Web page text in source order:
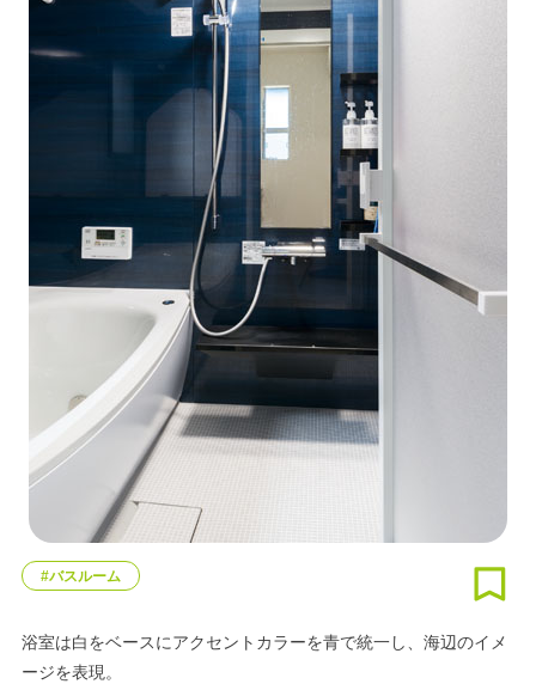
#バスルーム
浴室は白をベースにアクセントカラーを青で統一し、海辺のイメ
ージを表現。